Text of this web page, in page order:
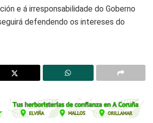
e á irresponsabilidade do Goberno
defendendo os intereses do